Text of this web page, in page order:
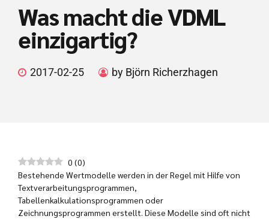
Was macht die VDML
einzigartig?
2017-02-25 by Björn Richerzhagen
0 (0)
Bestehende Wertmodelle werden in der Regel mit Hilfe von
Textverarbeitungsprogrammen,
Tabellenkalkulationsprogrammen oder
Zeichnungsprogrammen erstellt. Diese Modelle sind oft nicht